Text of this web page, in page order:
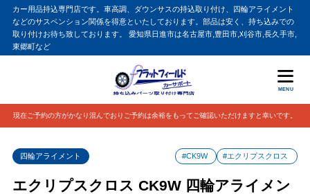
カー用品持込専門店です。車高調、ダウンサスの持込取り付け、四輪アライメント
などのサスペンション関係を得意といたしております。部品は安く、持ち込みでの
取り付けお待ち致しております。 愛知県日進市は名古屋市,豊田市,刈谷市,長久手市,
東郷町など
MENU
現在ご予約の方がかなり混んでおりご予約は余裕をもってご確認いただけますと幸いです。
四輪アライメント #CK9W #エクリプスクロス
エクリプスクロス CK9W 四輪アライメン